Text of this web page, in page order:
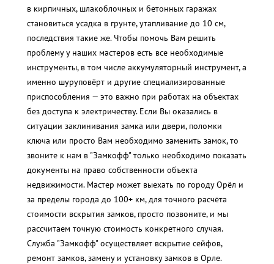
в кирпичных, шлакоблочных и бетонных гаражах
становиться усадка в грунте, утапливание до 10 см,
последствия такие же. Чтобы помочь Вам решить
проблему у наших мастеров есть все необходимые
инструменты, в том числе аккумуляторный инструмент, а
именно шуруповёрт и другие специализированные
приспособления — это важно при работах на объектах
без доступа к электричеству. Если Вы оказались в
ситуации заклинивания замка или двери, поломки
ключа или просто Вам необходимо заменить замок, то
звоните к нам в "Замкофф" только необходимо показать
документы на право собственности объекта
недвижимости. Мастер может выехать по городу Орёл и
за пределы города до 100+ км, для точного расчёта
стоимости вскрытия замков, просто позвоните, и мы
рассчитаем точную стоимость конкретного случая.
Служба "Замкофф" осуществляет вскрытие сейфов,
ремонт замков, замену и установку замков в Орле.